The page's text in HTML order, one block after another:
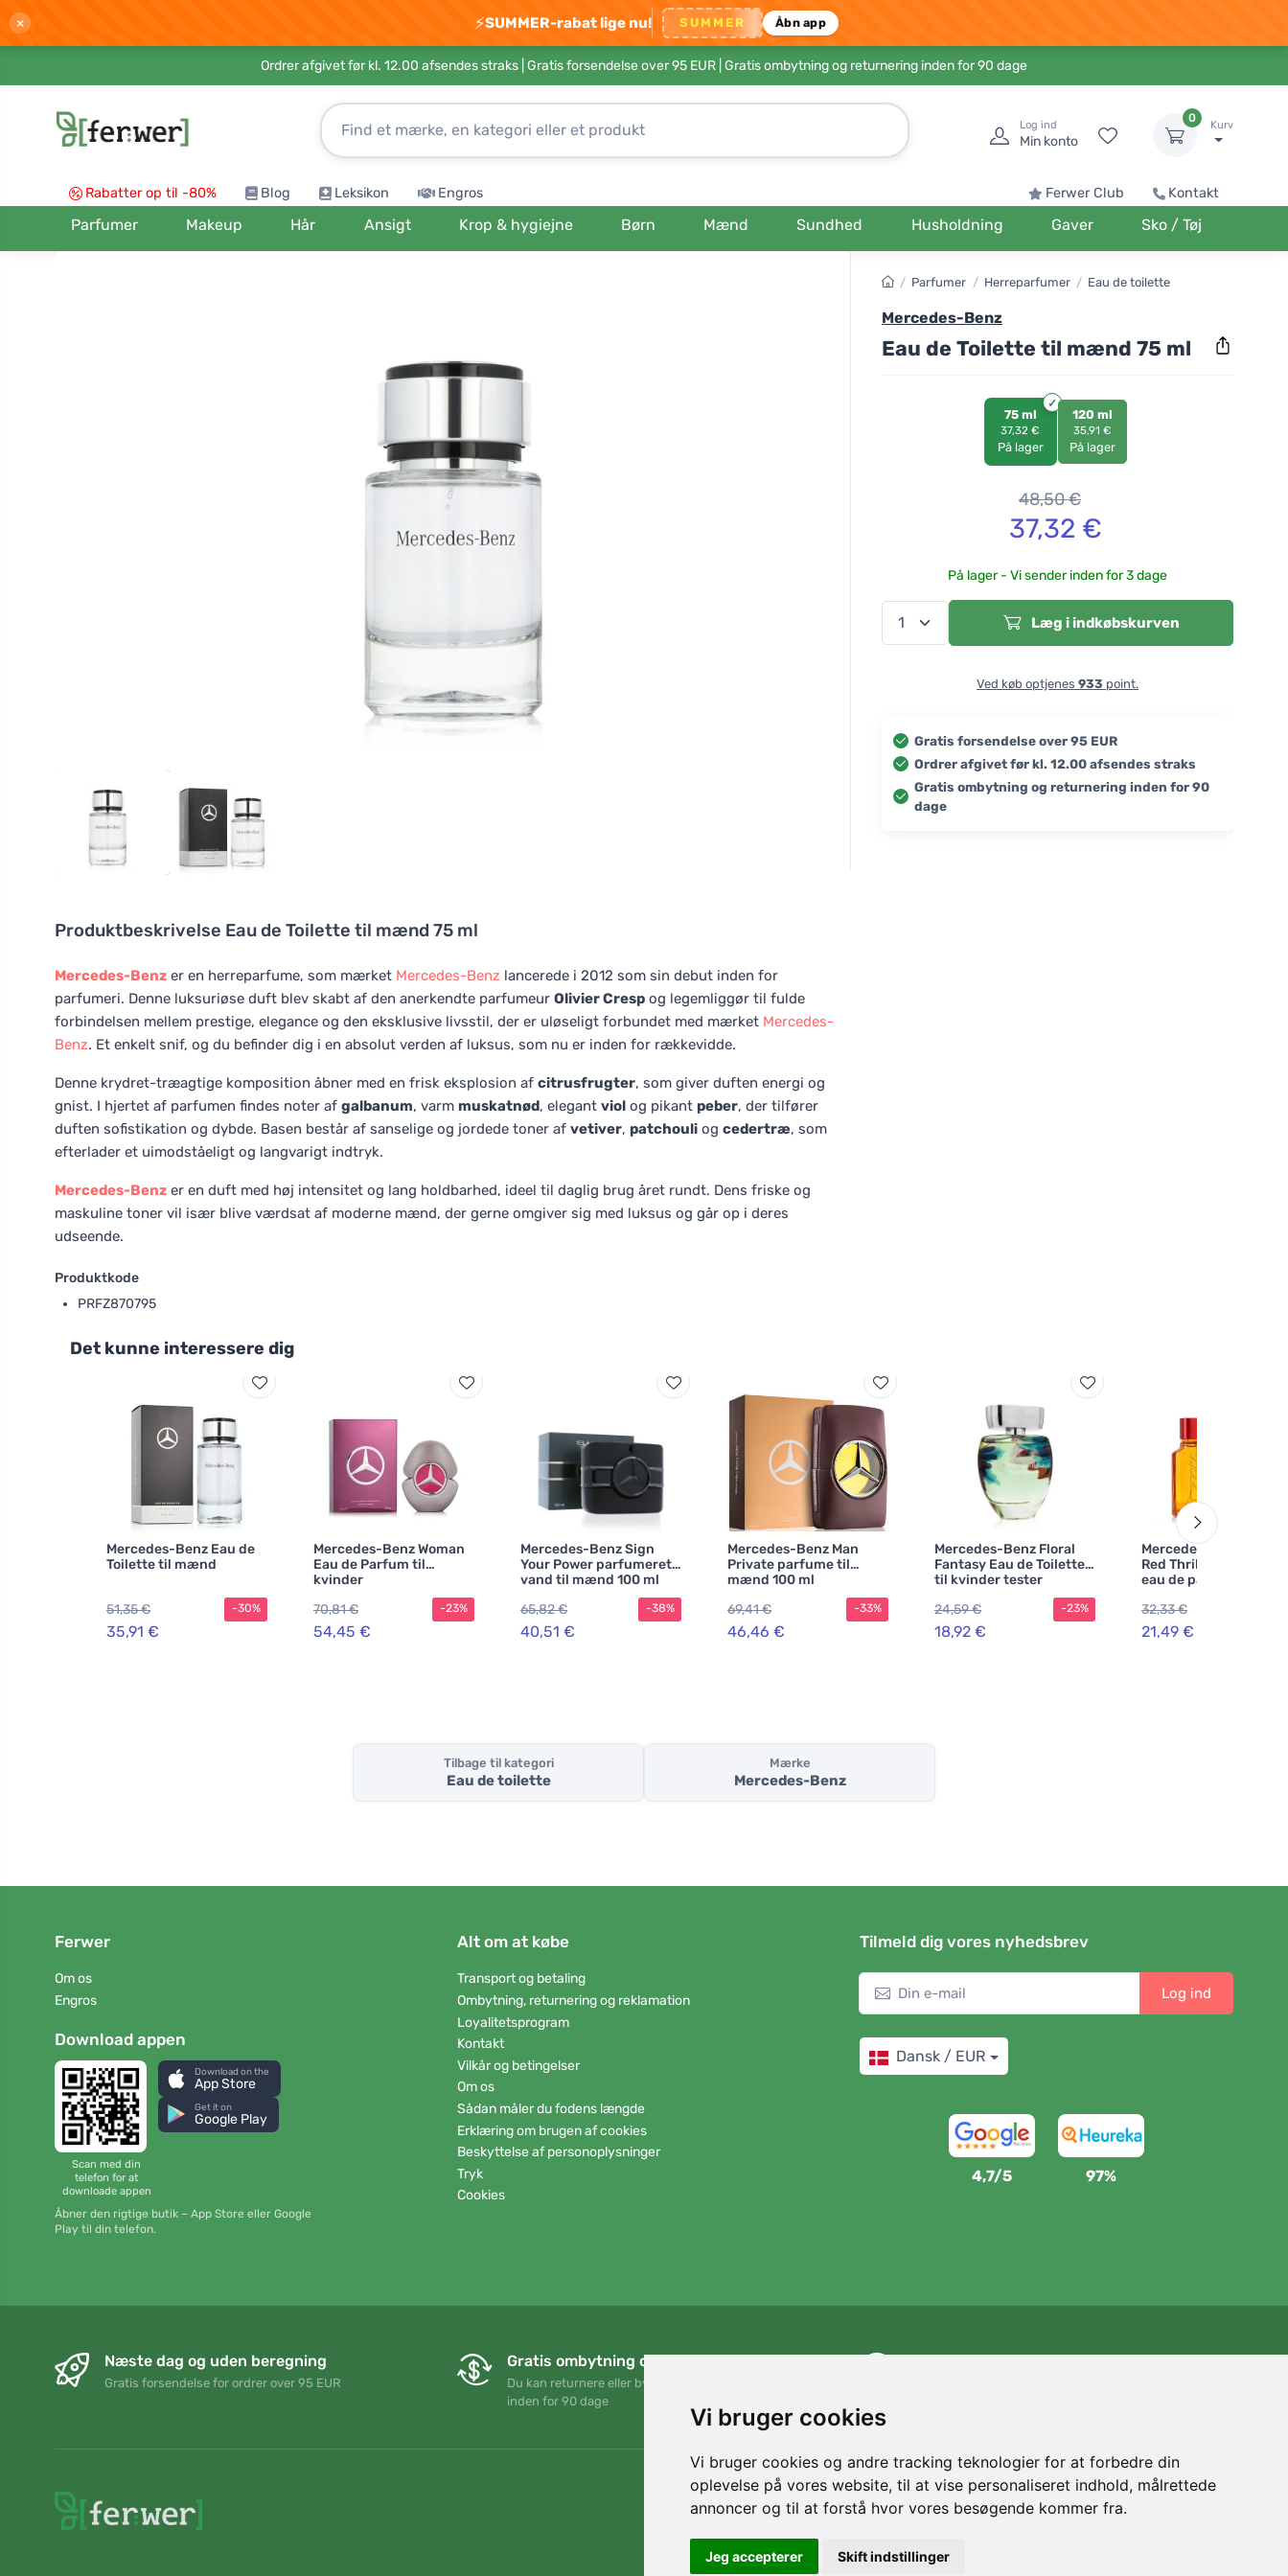
Vi bruger cookies
Vi bruger cookies og andre tracking teknologier for at forbedre din
oplevelse på vores website, til at vise personaliseret indhold, målrettede
annoncer og til at forstå hvor vores besøgende kommer fra.
Jeg accepterer Skift indstillinger
× ⚡SUMMER-rabat lige nu! SUMMER Åbn app
Ordrer afgivet før kl. 12.00 afsendes straks | Gratis forsendelse over 95 EUR | Gratis ombytning og returnering inden for 90 dage
Log ind
Min konto
0
Kurv
Rabatter op til -80% Blog Leksikon Engros Ferwer Club Kontakt
Parfumer Makeup Hår Ansigt Krop & hygiejne Børn Mænd Sundhed Husholdning Gaver Sko / Tøj
Produktbeskrivelse Eau de Toilette til mænd 75 ml
Mercedes-Benz er en herreparfume, som mærket Mercedes-Benz lancerede i 2012 som sin debut inden for
parfumeri. Denne luksuriøse duft blev skabt af den anerkendte parfumeur Olivier Cresp og legemliggør til fulde
forbindelsen mellem prestige, elegance og den eksklusive livsstil, der er uløseligt forbundet med mærket Mercedes-
Benz. Et enkelt snif, og du befinder dig i en absolut verden af luksus, som nu er inden for rækkevidde.
Denne krydret-træagtige komposition åbner med en frisk eksplosion af citrusfrugter, som giver duften energi og
gnist. I hjertet af parfumen findes noter af galbanum, varm muskatnød, elegant viol og pikant peber, der tilfører
duften sofistikation og dybde. Basen består af sanselige og jordede toner af vetiver, patchouli og cedertræ, som
efterlader et uimodståeligt og langvarigt indtryk.
Mercedes-Benz er en duft med høj intensitet og lang holdbarhed, ideel til daglig brug året rundt. Dens friske og
maskuline toner vil især blive værdsat af moderne mænd, der gerne omgiver sig med luksus og går op i deres
udseende.
Produktkode
PRFZ870795
/ Parfumer / Herreparfumer / Eau de toilette
Mercedes-Benz
Eau de Toilette til mænd 75 ml
75 ml
37,32 €
På lager
120 ml
35,91 €
På lager
48,50€
37,32 €
På lager - Vi sender inden for 3 dage
Læg i indkøbskurven
Ved køb optjenes 933 point.
Gratis forsendelse over 95 EUR
Ordrer afgivet før kl. 12.00 afsendes straks
Gratis ombytning og returnering inden for 90
dage
Det kunne interessere dig
Mercedes-Benz Eau de
Toilette til mænd
51,35 €
35,91 €
-30%
Mercedes-Benz Woman
Eau de Parfum til
kvinder
70,81 €
54,45 €
-23%
Mercedes-Benz Sign
Your Power parfumeret
vand til mænd 100 ml
65,82 €
40,51 €
-38%
Mercedes-Benz Man
Private parfume til
mænd 100 ml
69,41 €
46,46 €
-33%
Mercedes-Benz Floral
Fantasy Eau de Toilette
til kvinder tester
24,59 €
18,92 €
-23%
Mercedes-Benz AMG
Red Thrill
eau de parfum til
32,33 €
21,49 €
Tilbage til kategori
Eau de toilette
Mærke
Mercedes-Benz
Ferwer
Om os
Engros
Download appen
Scan med din
telefon for at
downloade appen
Download on the
App Store
Get it on
Google Play
Åbner den rigtige butik – App Store eller Google
Play til din telefon.
Alt om at købe
Transport og betaling
Ombytning, returnering og reklamation
Loyalitetsprogram
Kontakt
Vilkår og betingelser
Om os
Sådan måler du fodens længde
Erklæring om brugen af cookies
Beskyttelse af personoplysninger
Tryk
Cookies
Tilmeld dig vores nyhedsbrev
Log ind
Dansk / EUR
4,7/5 97%
Næste dag og uden beregning
Gratis forsendelse for ordrer over 95 EUR
Gratis ombytning og returnering
Du kan returnere eller bytte din ordre når som helst
inden for 90 dage